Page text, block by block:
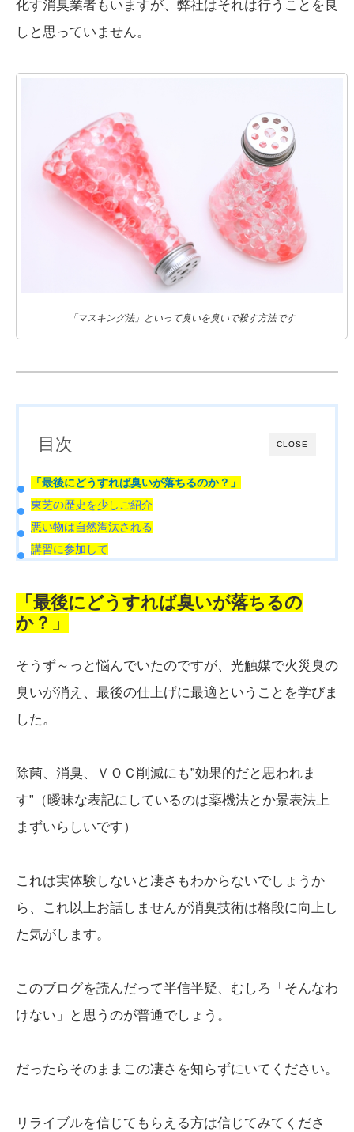
化す消臭業者もいますが、弊社はそれは行うことを良
しと思っていません。
「マスキング法」といって臭いを臭いで殺す方法です
CLOSE
目次
「最後にどうすれば臭いが落ちるのか？」
東芝の歴史を少しご紹介
悪い物は自然淘汰される
講習に参加して
「最後にどうすれば臭いが落ちるの
か？」
そうず～っと悩んでいたのですが、光触媒で火災臭の
臭いが消え、最後の仕上げに最適ということを学びま
した。
除菌、消臭、ＶＯＣ削減にも”効果的だと思われま
す”（曖昧な表記にしているのは薬機法とか景表法上
まずいらしいです）
これは実体験しないと凄さもわからないでしょうか
ら、これ以上お話しませんが消臭技術は格段に向上し
た気がします。
このブログを読んだって半信半疑、むしろ「そんなわ
けない」と思うのが普通でしょう。
だったらそのままこの凄さを知らずにいてください。
リライブルを信じてもらえる方は信じてみてくださ